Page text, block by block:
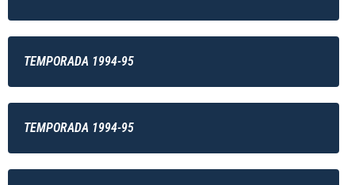
TEMPORADA 1994-95
TEMPORADA 1994-95